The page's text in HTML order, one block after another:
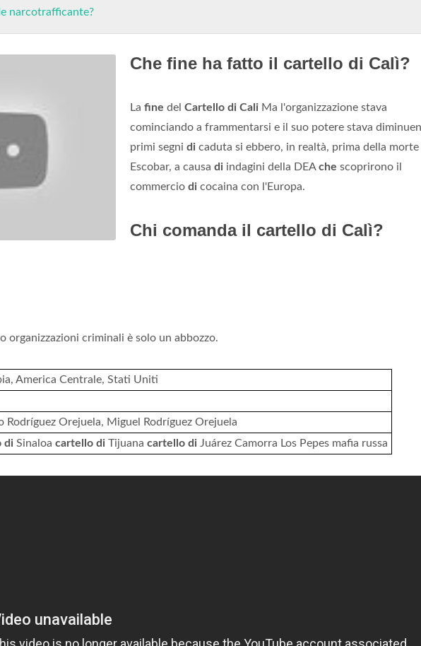
narcotrafficante?
Che fine ha fatto il cartello di Calì?
La fine del Cartello di Cali Ma l'organizzazione stava
cominciando a frammentarsi e il suo potere stava
primi segni di caduta si ebbero, in realtà, prima della morte
Escobar, a causa di indagini della DEAche scoprirono il
commercio di cocaina con l'Europa.
Chi comanda il cartello di Calì?
organizzazioni criminali è solo un abbozzo.
America Centrale, Stati Uniti
Rodríguez Orejuela, Miguel Rodríguez Orejuela
di Sinaloa cartello di Tijuana cartello di Juárez Camorra Los Pepes mafia russa